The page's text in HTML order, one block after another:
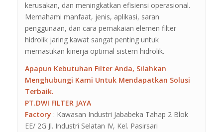
kerusakan, dan meningkatkan efisiensi operasional.
Memahami manfaat, jenis, aplikasi, saran
penggunaan, dan cara pemakaian elemen filter
hidrolik jaring kawat sangat penting untuk
memastikan kinerja optimal sistem hidrolik.
Apapun Kebutuhan Filter Anda, Silahkan
Menghubungi Kami Untuk Mendapatkan Solusi
Terbaik.
PT.DWI FILTER JAYA
Factory : Kawasan Industri Jababeka Tahap 2 Blok
EE/ 2G Jl. Industri Selatan IV, Kel. Pasirsari